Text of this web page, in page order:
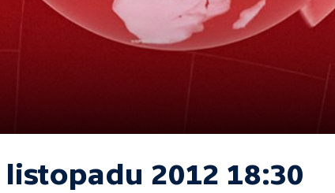
listopadu 2012 18:30